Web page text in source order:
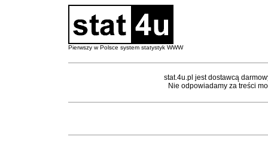
Pierwszy w Polsce system statystyk WWW
stat.4u.pl jest dostawcą
Nie odpowiadamy za treści